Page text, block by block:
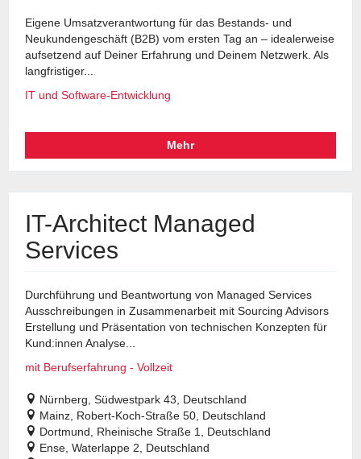
Eigene Umsatzverantwortung für das Bestands- und
Neukundengeschäft (B2B) vom ersten Tag an – idealerweise
aufsetzend auf Deiner Erfahrung und Deinem Netzwerk. Als
langfristiger...
IT und Software-Entwicklung
Mehr
IT-Architect Managed
Services
Durchführung und Beantwortung von Managed Services
Ausschreibungen in Zusammenarbeit mit Sourcing Advisors
Erstellung und Präsentation von technischen Konzepten für
Kund:innen Analyse...
mit Berufserfahrung - Vollzeit
Nürnberg, Südwestpark 43, Deutschland
Mainz, Robert-Koch-Straße 50, Deutschland
Dortmund, Rheinische Straße 1, Deutschland
Ense, Waterlappe 2, Deutschland